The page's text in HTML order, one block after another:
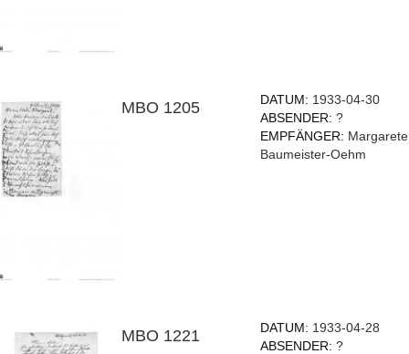
MBO 1205 DATUM: 1933-04-30
ABSENDER:?
EMPFÄNGER: Margarete
Baumeister-Oehm
MBO 1221 DATUM: 1933-04-28
ABSENDER:?